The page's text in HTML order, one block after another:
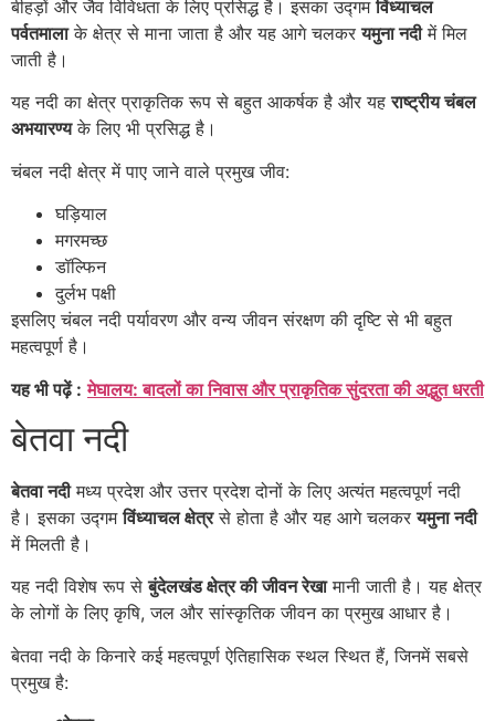
बीहड़ों और जैव विविधता के लिए प्रसिद्ध है। इसका उद्गमविंध्याचल
पर्वतमालाके क्षेत्र से माना जाता है और यह आगे चलकरयमुना नदीमें मिल
जाती है।
यह नदी का क्षेत्र प्राकृतिक रूप से बहुत आकर्षक है और यहराष्ट्रीय चंबल
अभयारण्यके लिए भी प्रसिद्ध है।
चंबल नदी क्षेत्र में पाए जाने वाले प्रमुख जीव:
घड़ियाल
मगरमच्छ
डॉल्फिन
दुर्लभ पक्षी
इसलिए चंबल नदी पर्यावरण और वन्य जीवन संरक्षण की दृष्टि से भी बहुत
महत्वपूर्ण है।
यह भी पढ़ें : मेघालय: बादलों का निवास और प्राकृतिक सुंदरता की अद्भुत धरती
बेतवा नदी
बेतवा नदीमध्य प्रदेश और उत्तर प्रदेश दोनों के लिए अत्यंत महत्वपूर्ण नदी
है। इसका उद्गमविंध्याचल क्षेत्रसे होता है और यह आगे चलकरयमुना नदी
में मिलती है।
यह नदी विशेष रूप सेबुंदेलखंड क्षेत्र की जीवन रेखामानी जाती है। यह क्षेत्र
के लोगों के लिए कृषि, जल और सांस्कृतिक जीवन का प्रमुख आधार है।
बेतवा नदी के किनारे कई महत्वपूर्ण ऐतिहासिक स्थल स्थित हैं, जिनमें सबसे
प्रमुख है: